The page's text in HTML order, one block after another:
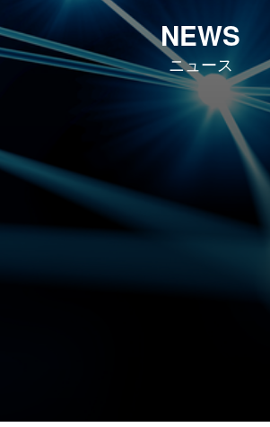
NEWS
ニュース